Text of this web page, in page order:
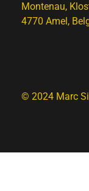
Montenau,
4770 Amel,
© 2024 Marc